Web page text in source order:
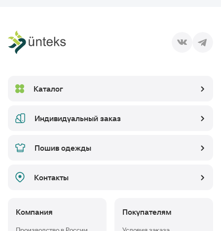
Каталог
Индивидуальный заказ
Пошив одежды
Контакты
Компания Покупателям